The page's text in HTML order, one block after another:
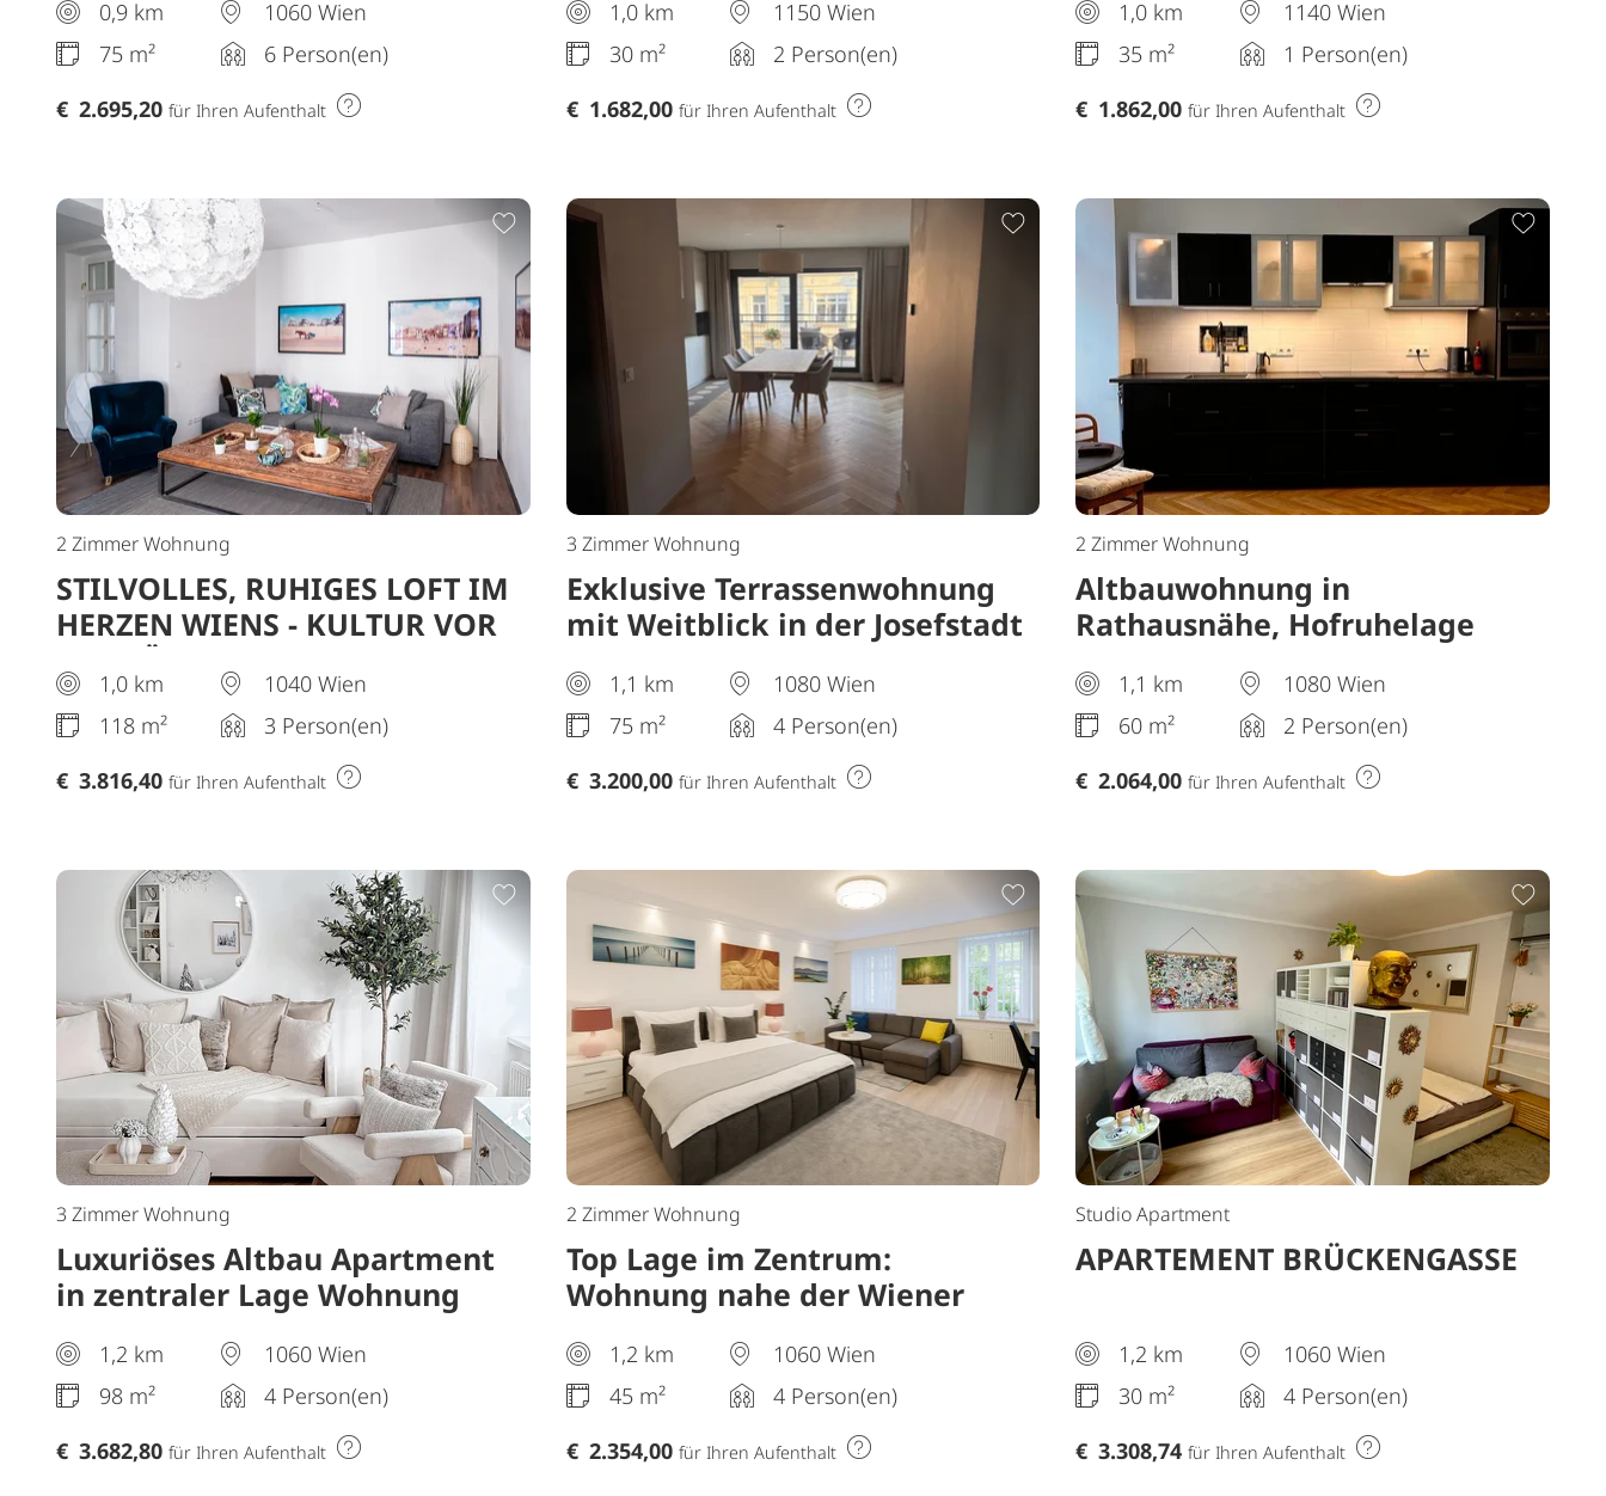
0,9 km
1060 Wien
75 m²
6 Person(en)
€ 2.695,20 für Ihren Aufenthalt
1,0 km
1150 Wien
30 m²
2 Person(en)
€ 1.682,00 für Ihren Aufenthalt
Businessappartment auf Zeit
1,0 km
1140 Wien
35 m²
1 Person(en)
€ 1.862,00 für Ihren Aufenthalt
Zur Merkliste hinzufügen
2 Zimmer Wohnung
STILVOLLES, RUHIGES LOFT IM
HERZEN WIENS - KULTUR VOR
DER TÜR, KOMFORT IM
INNEREN
1,0 km
1040 Wien
118 m²
3 Person(en)
€ 3.816,40 für Ihren Aufenthalt
Zur Merkliste hinzufügen
3 Zimmer Wohnung
Exklusive Terrassenwohnung
mit Weitblick in der Josefstadt
1,1 km
1080 Wien
75 m²
4 Person(en)
€ 3.200,00 für Ihren Aufenthalt
Zur
2 Zimmer Wohnung
Altbauwohnung in
Rathausnähe, Hofruhelage
1,1 km
1080 Wien
60 m²
2 Person(en)
€ 2.064,00 für Ihren Aufenthalt
Zur Merkliste hinzufügen
3 Zimmer Wohnung
Luxuriöses Altbau Apartment
in zentraler Lage Wohnung
1,2 km
1060 Wien
98 m²
4 Person(en)
€ 3.682,80 für Ihren Aufenthalt
Zur Merkliste hinzufügen
2 Zimmer Wohnung
Top Lage im Zentrum:
Wohnung nahe der Wiener
1,2 km
1060 Wien
45 m²
4 Person(en)
€ 2.354,00 für Ihren Aufenthalt
Zur
Studio Apartment
APARTEMENT BRÜCKENGASSE
1,2 km
1060 Wien
30 m²
4 Person(en)
€ 3.308,74 für Ihren Aufenthalt